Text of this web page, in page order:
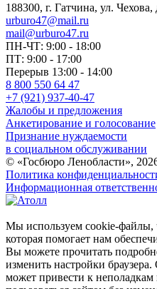
188300, г. Гатчина, ул. Чехова,
urburo47@mail.ru
mail@urburo47.ru
ПН-ЧТ: 9:00 - 18:00
ПТ: 9:00 - 17:00
Перерыв 13:00 - 14:00
8 800 550 64 47
+7 (921) 937-40-47
Жалобы и предложения
Анкетирование и голосование
Признание нуждаемости
в социальном обслуживании
© «Госбюро Ленобласти»,
Политика
Информационная
Мы используем cookie-файлы,
которая помогает нам
Вы можете прочитать
изменить настройки
может привести к неполадкам